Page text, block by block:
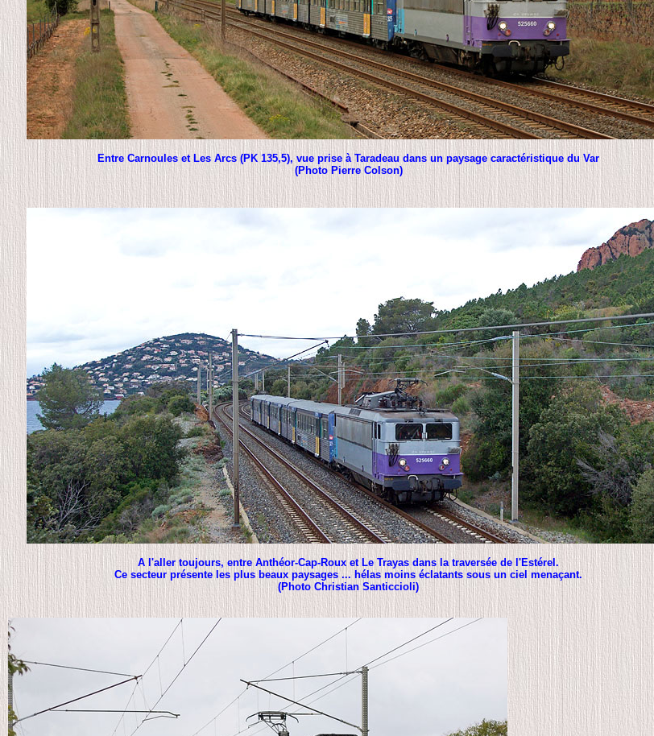
Entre Carnoules et Les Arcs (PK 135,5), vue prise à Taradeau dans un paysage caractéristique du Var
(Photo Pierre Colson)
A l'aller toujours, entre Anthéor-Cap-Roux et Le Trayas dans la traversée de l'Estérel.
Ce secteur présente les plus beaux paysages ... hélas moins éclatants sous un ciel menaçant.
(Photo Christian Santiccioli)